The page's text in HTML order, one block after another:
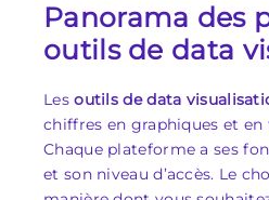
Panorama des
outils de data
Lesoutils de data
chiffres en graphiques et
Chaque plateforme a ses
et son niveau d’accès. Le